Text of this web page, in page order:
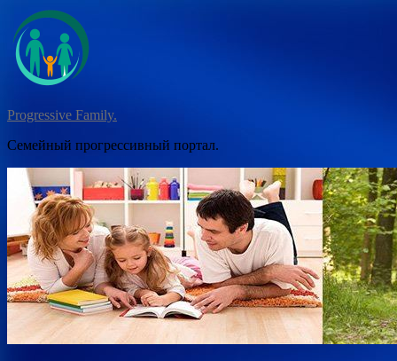
Перейти
содержимому
Progressive Family.
Семейный прогрессивный портал.